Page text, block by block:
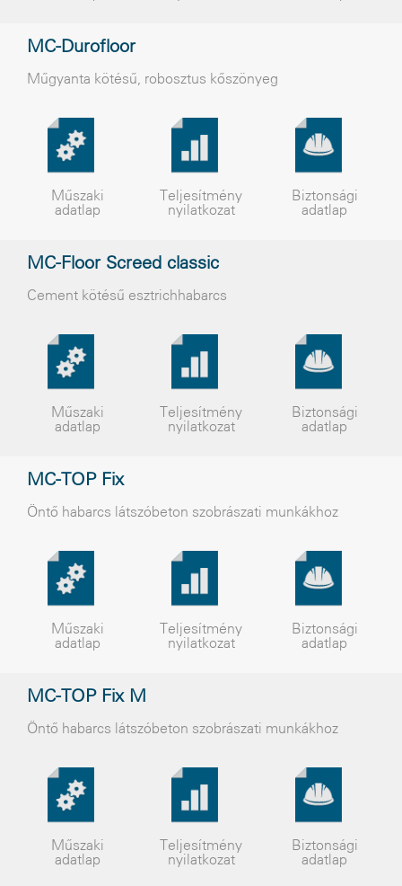
MC-Durofloor
Mûgyanta kötésû, robosztus kõszönyeg
Műszaki
adatlap
Teljesítmény
nyilatkozat
Biztonsági
adatlap
MC-Floor Screed classic
Cement kötésű esztrichhabarcs
Műszaki
adatlap
Teljesítmény
nyilatkozat
Biztonsági
adatlap
MC-TOP Fix
Öntõ habarcs látszóbeton szobrászati munkákhoz
Műszaki
adatlap
Teljesítmény
nyilatkozat
Biztonsági
adatlap
MC-TOP Fix M
Öntõ habarcs látszóbeton szobrászati munkákhoz
Műszaki
adatlap
Teljesítmény
nyilatkozat
Biztonsági
adatlap